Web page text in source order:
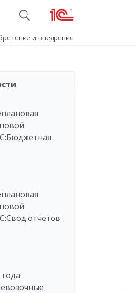
и внедрение
отчетов
года